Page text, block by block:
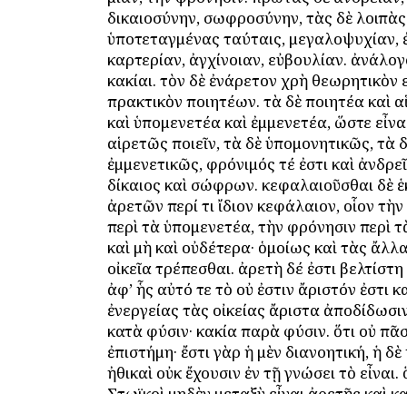
δικαιοσύνην, σωφροσύνην, τὰς δὲ λοιπὰς
ὑποτεταγμένας ταύταις, μεγαλοψυχίαν,
καρτερίαν, ἀγχίνοιαν, εὐβουλίαν.
κακίαι. τὸν δὲ ἐνάρετον χρὴ θεωρητικὸν
πρακτικὸν ποιητέων. τὰ δὲ ποιητέα καὶ
καὶ ὑπομενετέα καὶ ἐμμενετέα, ὥστε
αἱρετῶς ποιεῖν, τὰ δὲ ὑπομονητικῶς, τὰ
ἐμμενετικῶς, φρόνιμός τέ ἐστι καὶ
δίκαιος καὶ σώφρων. κεφαλαιοῦσθαι δὲ
ἀρετῶν περί τι ἴδιον κεφάλαιον, οἷον
περὶ τὰ ὑπομενετέα, τὴν φρόνησιν περὶ
καὶ μὴ καὶ οὐδέτερα· ὁμοίως καὶ τὰς
οἰκεῖα τρέπεσθαι. ἀρετὴ δέ ἐστι βελτίστη
ἀφ’ ἧς αὐτό τε τὸ οὐ ἐστιν ἄριστόν ἐστι
ἐνεργείας τὰς οἰκείας ἄριστα
κατὰ φύσιν· κακία παρὰ φύσιν. ὅτι οὐ
ἐπιστήμη· ἔστι γὰρ ἡ μὲν διανοητική, ἡ δὲ
ἠθικαὶ οὐκ ἔχουσιν ἐν τῇ γνώσει τὸ εἶναι.